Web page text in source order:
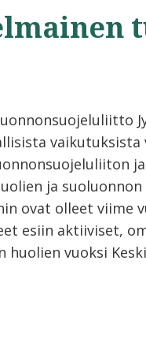
vaikutuksista
ja
ovat olleet viime
esiin aktiiviset,
huolien vuoksi